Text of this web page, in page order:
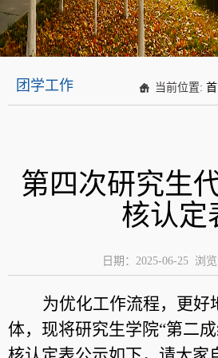
团学工作 当前位置:
第四次研究生
核认定
日期：2025-06-25 浏览
为优化工作流程，更好
体，现将研究生学院“第二